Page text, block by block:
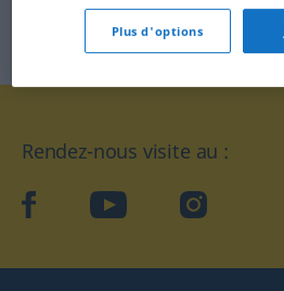
Rendez-nous visite au :
facebookYouTube Instagram
Plus d'options